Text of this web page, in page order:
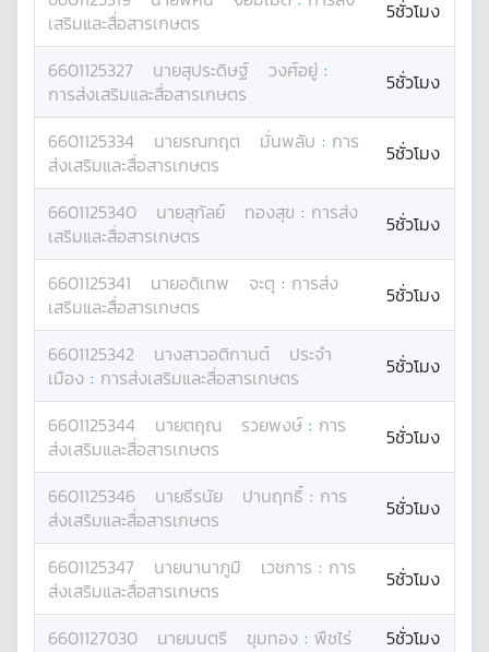
เสริมและสื่อสารเกษตร
5ชั่วโมง
6601125327 นายสุประดิษฐ์ วงศ์อยู่ :
การส่งเสริมและสื่อสารเกษตร
5ชั่วโมง
6601125334 นายรณกฤต มั่นพลับ : การ
ส่งเสริมและสื่อสารเกษตร
5ชั่วโมง
6601125340 นายสุกัลย์ ทองสุข : การส่ง
เสริมและสื่อสารเกษตร
5ชั่วโมง
6601125341 นายอดิเทพ จะตุ : การส่ง
เสริมและสื่อสารเกษตร
5ชั่วโมง
6601125342 นางสาวอติกานต์
ประจำ
เมือง : การส่งเสริมและสื่อสารเกษตร 5ชั่วโมง
6601125344 นายตฤณ รวยพงษ์ : การ
ส่งเสริมและสื่อสารเกษตร
5ชั่วโมง
6601125346 นายธีรนัย ปานฤทธิ์ : การ
ส่งเสริมและสื่อสารเกษตร
5ชั่วโมง
6601125347 นายนานาภูมิ เวชการ : การ
ส่งเสริมและสื่อสารเกษตร
5ชั่วโมง
6601127030 นายมนตรี ขุมทอง : พืชไร่
5ชั่วโมง